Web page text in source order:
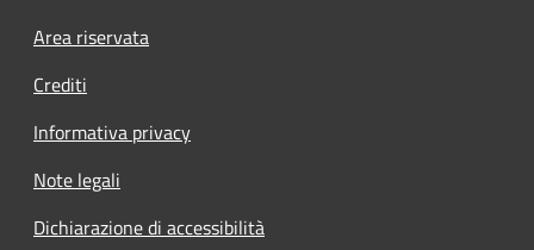
Footer menu
Area riservata
Crediti
Informativa privacy
Note legali
Dichiarazione di accessibilità